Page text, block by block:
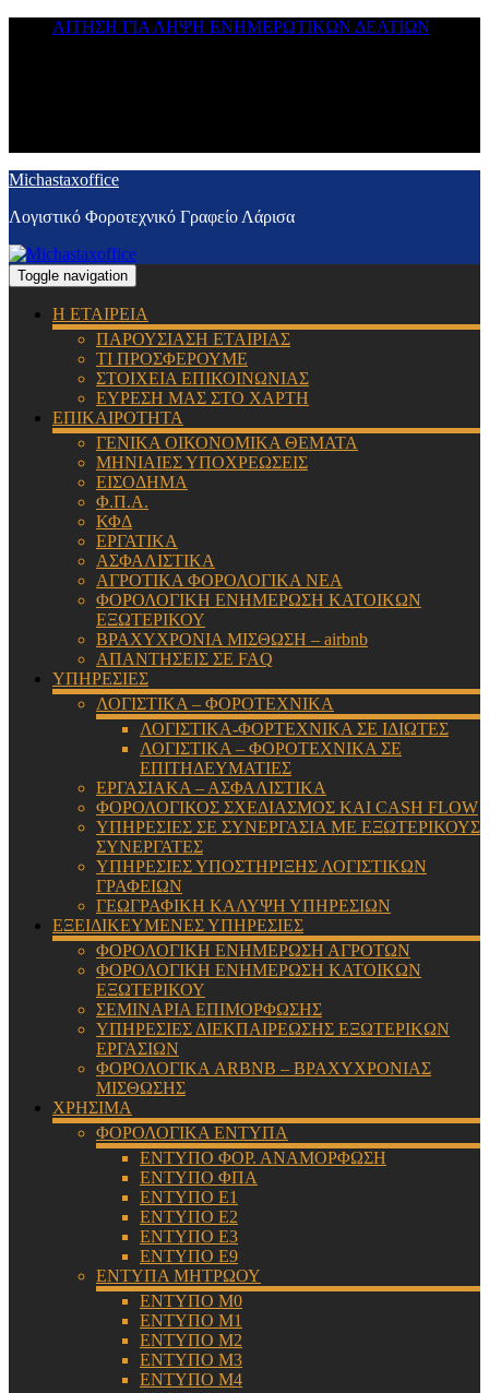
ΑΙΤΗΣΗ ΓΙΑ ΛΗΨΗ ΕΝΗΜΕΡΩΤΙΚΩΝ ΔΕΛΤΙΩΝ
Michastaxoffice
Λογιστικό Φοροτεχνικό Γραφείο Λάρισα
Toggle navigation
Η ΕΤΑΙΡΕΙΑ
ΠΑΡΟΥΣΙΑΣΗ ΕΤΑΙΡΙΑΣ
ΤΙ ΠΡΟΣΦΕΡΟΥΜΕ
ΣΤΟΙΧΕΙΑ ΕΠΙΚΟΙΝΩΝΙΑΣ
ΕΥΡΕΣΗ ΜΑΣ ΣΤΟ ΧΑΡΤΗ
ΕΠΙΚΑΙΡΟΤΗΤΑ
ΓΕΝΙΚΑ ΟΙΚΟΝΟΜΙΚΑ ΘΕΜΑΤΑ
ΜΗΝΙΑΙΕΣ ΥΠΟΧΡΕΩΣΕΙΣ
ΕΙΣΟΔΗΜΑ
Φ.Π.Α.
ΚΦΔ
ΕΡΓΑΤΙΚΑ
ΑΣΦΑΛΙΣΤΙΚΑ
ΑΓΡΟΤΙΚΑ ΦΟΡΟΛΟΓΙΚΑ ΝΕΑ
ΦΟΡΟΛΟΓΙΚΗ ΕΝΗΜΕΡΩΣΗ ΚΑΤΟΙΚΩΝ
ΕΞΩΤΕΡΙΚΟΥ
ΒΡΑΧΥΧΡΟΝΙΑ ΜΙΣΘΩΣΗ – airbnb
ΑΠΑΝΤΗΣΕΙΣ ΣΕ FAQ
ΥΠΗΡΕΣΙΕΣ
ΛΟΓΙΣΤΙΚΑ – ΦΟΡΟΤΕΧΝΙΚΑ
ΛΟΓΙΣΤΙΚΑ-ΦΟΡΤΕΧΝΙΚΑ ΣΕ ΙΔΙΩΤΕΣ
ΛΟΓΙΣΤΙΚΑ – ΦΟΡΟΤΕΧΝΙΚΑ ΣΕ
ΕΠΙΤΗΔΕΥΜΑΤΙΕΣ
ΕΡΓΑΣΙΑΚΑ – ΑΣΦΑΛΙΣΤΙΚΑ
ΦΟΡΟΛΟΓΙΚΟΣ ΣΧΕΔΙΑΣΜΟΣ ΚΑΙ CASH FLOW
ΥΠΗΡΕΣΙΕΣ ΣΕ ΣΥΝΕΡΓΑΣΙΑ ΜΕ ΕΞΩΤΕΡΙΚΟΥΣ
ΣΥΝΕΡΓΑΤΕΣ
ΥΠΗΡΕΣΙΕΣ ΥΠΟΣΤΗΡΙΞΗΣ ΛΟΓΙΣΤΙΚΩΝ
ΓΡΑΦΕΙΩΝ
ΓΕΩΓΡΑΦΙΚΗ ΚΑΛΥΨΗ ΥΠΗΡΕΣΙΩΝ
ΕΞΕΙΔΙΚΕΥΜΕΝΕΣ ΥΠΗΡΕΣΙΕΣ
ΦΟΡΟΛΟΓΙΚΗ ΕΝΗΜΕΡΩΣΗ ΑΓΡΟΤΩΝ
ΦΟΡΟΛΟΓΙΚΗ ΕΝΗΜΕΡΩΣΗ ΚΑΤΟΙΚΩΝ
ΕΞΩΤΕΡΙΚΟΥ
ΣΕΜΙΝΑΡΙΑ ΕΠΙΜΟΡΦΩΣΗΣ
ΥΠΗΡΕΣΙΕΣ ΔΙΕΚΠΑΙΡΕΩΣΗΣ ΕΞΩΤΕΡΙΚΩΝ
ΕΡΓΑΣΙΩΝ
ΦΟΡΟΛΟΓΙΚΑ ARBNB – ΒΡΑΧΥΧΡΟΝΙΑΣ
ΜΙΣΘΩΣΗΣ
ΧΡΗΣΙΜΑ
ΦΟΡΟΛΟΓΙΚΑ ΕΝΤΥΠΑ
ΕΝΤΥΠΟ ΦΟΡ. ΑΝΑΜΟΡΦΩΣΗ
ΕΝΤΥΠΟ ΦΠΑ
ΕΝΤΥΠΟ Ε1
ΕΝΤΥΠΟ Ε2
ΕΝΤΥΠΟ Ε3
ΕΝΤΥΠΟ Ε9
ΕΝΤΥΠΑ ΜΗΤΡΩΟΥ
ΕΝΤΥΠΟ Μ0
ΕΝΤΥΠΟ Μ1
ΕΝΤΥΠΟ Μ2
ΕΝΤΥΠΟ Μ3
ΕΝΤΥΠΟ Μ4